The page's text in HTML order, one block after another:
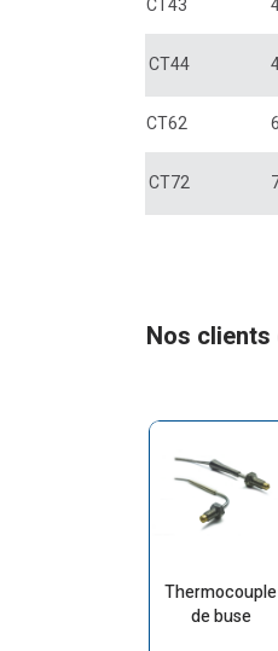
CT44
CT62
CT72
Nos
Thermocouple
de buse